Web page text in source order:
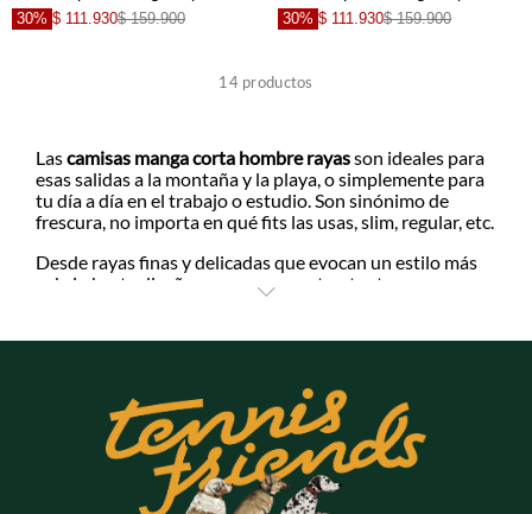
+
+
30% $ 111.930$ 159.900 30% $ 111.930$ 159.900
14 productos
Lascamisas manga corta hombre rayasson ideales para
esas salidas a la montaña y la playa, o simplemente para
tu día a día en el trabajo o estudio. Son sinónimo de
frescura, no importa en qué fits las usas, slim, regular, etc.
Desde rayas finas y delicadas que evocan un estilo más
sobrio hasta diseños gruesos y contrastantes que
aportan un aire audaz y creativo, hay una opción para
estilo a tus outfits, mientras que las rayas horizontales y
También puedes encontrar combinaciones en tonos
neutros para un look sutil u otras apuestas con colores
vibrantes que capturan la energía del streetwear.
Recuerda que en Tennis encuentras el logo de tu camisa
con nuestros diferentes diseños o con nuestra mascota